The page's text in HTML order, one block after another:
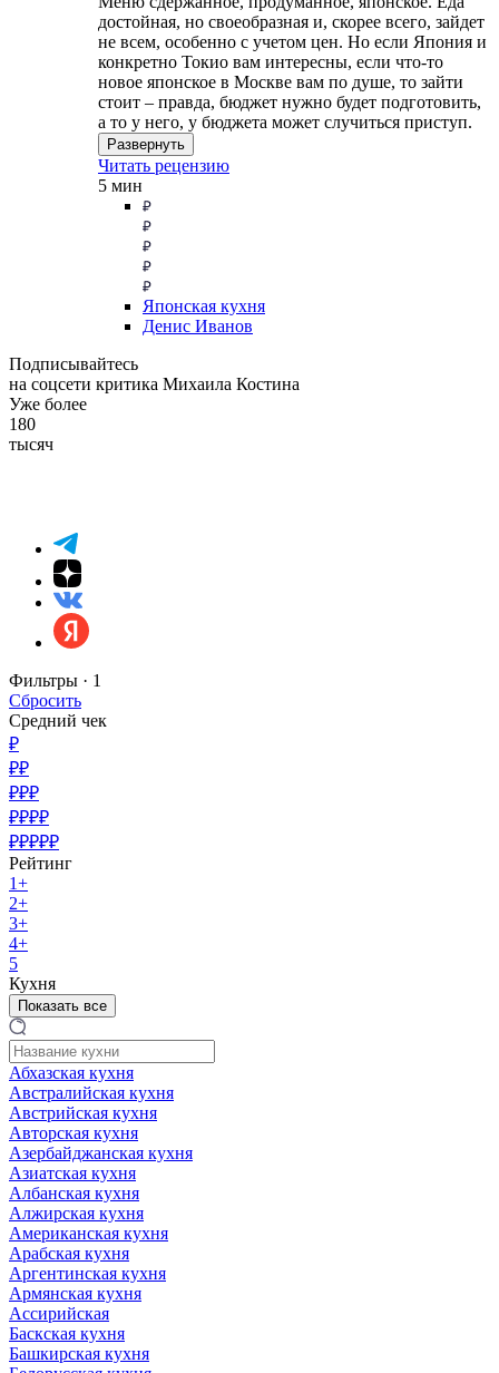
достойная, но своеобразная и, скорее всего, зайдет
не всем, особенно с учетом цен. Но если Япония и
конкретно Токио вам интересны, если что-то
новое японское в Москве вам по душе, то зайти
стоит – правда, бюджет нужно будет подготовить,
а то у него, у бюджета может случиться приступ.
Развернуть
Читать рецензию
5 мин
Японская кухня
Денис Иванов
Подписывайтесь
на соцсети критика Михаила Костина
Уже более
180
тысяч
Фильтры · 1
Сбросить
Средний чек
₽
₽₽
₽₽₽
₽₽₽₽
₽₽₽₽₽
Рейтинг
1+
2+
3+
4+
5
Кухня
Показать все
Абхазская кухня
Австралийская кухня
Австрийская кухня
Авторская кухня
Азербайджанская кухня
Азиатская кухня
Албанская кухня
Алжирская кухня
Американская кухня
Арабская кухня
Аргентинская кухня
Армянская кухня
Ассирийская
Баскская кухня
Башкирская кухня